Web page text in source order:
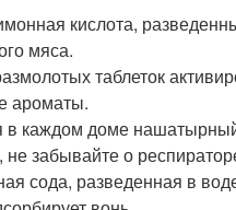
кислота,
мяса.
таблеток
ароматы.
каждом доме нашатырный
забывайте о
сода, разведенная в